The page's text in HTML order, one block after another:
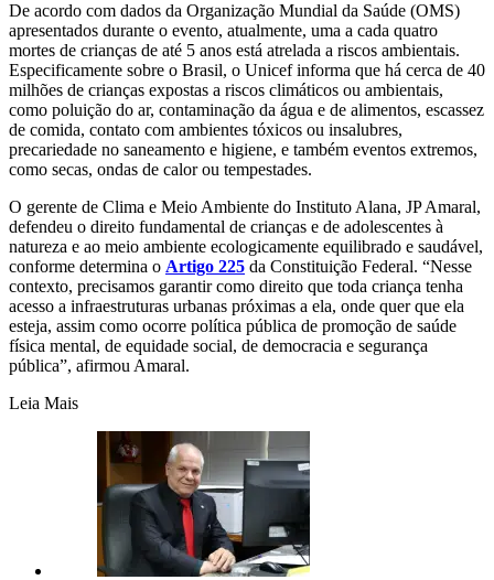
De acordo com dados da Organização Mundial da Saúde (OMS)
apresentados durante o evento, atualmente, uma a cada quatro
mortes de crianças de até 5 anos está atrelada a riscos ambientais.
Especificamente sobre o Brasil, o Unicef informa que há cerca de 40
milhões de crianças expostas a riscos climáticos ou ambientais,
como poluição do ar, contaminação da água e de alimentos, escassez
de comida, contato com ambientes tóxicos ou insalubres,
precariedade no saneamento e higiene, e também eventos extremos,
como secas, ondas de calor ou tempestades.
O gerente de Clima e Meio Ambiente do Instituto Alana, JP Amaral,
defendeu o direito fundamental de crianças e de adolescentes à
natureza e ao meio ambiente ecologicamente equilibrado e saudável,
conforme determina o Artigo 225 da Constituição Federal. “Nesse
contexto, precisamos garantir como direito que toda criança tenha
acesso a infraestruturas urbanas próximas a ela, onde quer que ela
esteja, assim como ocorre política pública de promoção de saúde
física mental, de equidade social, de democracia e segurança
pública”, afirmou Amaral.
Leia Mais